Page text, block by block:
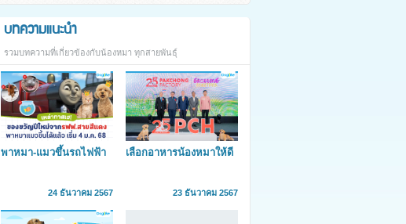
บทความแนะนำ
รวมบทความที่เกี่ยวข้องกับน้องหมา ทุกสายพันธุ์
พาหมา-แมวขึ้นรถไฟฟ้า
24 ธันวาคม 2567
เลือกอาหารน้องหมาให้ดี
23 ธันวาคม 2567